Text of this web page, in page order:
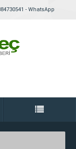
- WhatsApp